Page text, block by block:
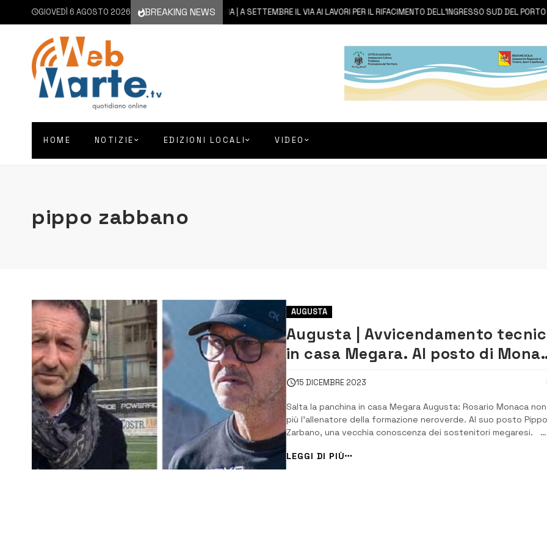
GIOVEDÌ 6 AGOSTO 2026 BREAKING NEWS
6 AGOSTO 2026 CATANIA | A SETTEMBRE IL VIA AI LAVORI PER IL RIFACIMENTO DELL’INGRESSO SUD DEL PORTO
HOME NOTIZIE EDIZIONI LOCALI VIDEO
pippo zabbano
AUGUSTA
Augusta | Avvicendamento
in casa Megara. Al posto di
arriva Zarbano
15 DICEMBRE 2023
Salta la panchina in casa Megara Augusta: Rosario Monaca
più l’allenatore della formazione neroverde. Al suo posto Pippo
Zarbano, una vecchia conoscenza dei sostenitori megaresi.
Elio Coppola, sarebbero alla base della separazione tra società
Rosario Monaca. L’ispices...
LEGGI DI PIÙ